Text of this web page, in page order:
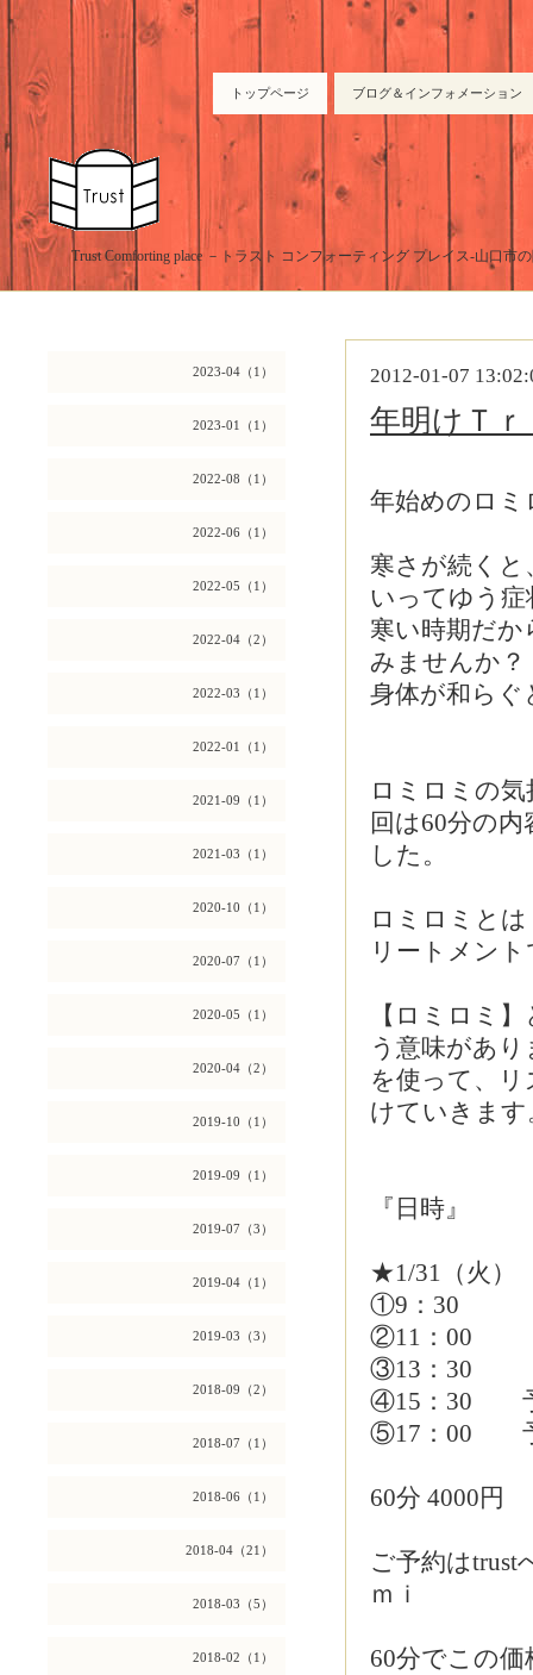
トップページ ブログ＆インフォメーション
Trust Comforting place －トラスト コンフォーティング プレイス-山口市
2023-04（1）
2023-01（1）
2022-08（1）
2022-06（1）
2022-05（1）
2022-04（2）
2022-03（1）
2022-01（1）
2021-09（1）
2021-03（1）
2020-10（1）
2020-07（1）
2020-05（1）
2020-04（2）
2019-10（1）
2019-09（1）
2019-07（3）
2019-04（1）
2019-03（3）
2018-09（2）
2018-07（1）
2018-06（1）
2018-04（21）
2018-03（5）
2018-02（1）
2012-01-07
年明けＴ
年始めのロ
寒さが続く
いってゆう
寒い時期だ
みませんか？
身体が和らぐ
ロミロミの
回は60分の
した。
ロミロミと
リートメン
【ロミロミ
う意味があ
を使って、
けていきます
『日時』
★1/31（火）
①9：30
②11：00
③13：30
④15：30
⑤17：00
60分 4000円
ご予約は
ｍｉ
60分でこの